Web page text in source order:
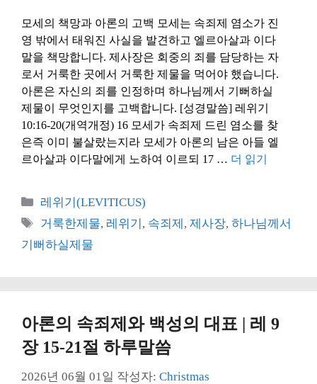
모세의 책망과 아론의 고백 모세는 속죄제 염소가 진
영 밖에서 태워진 사실을 발견하고 엘르아살과 이다
말을 책망합니다. 제사장은 회중의 죄를 담당하는 자
로서 거룩한 곳에서 거룩한 제물을 먹어야 했습니다.
아론은 자신의 죄를 인정하며 하나님께서 기뻐하실
제물이 무엇인지를 고백합니다. [성경말씀] 레위기
10:16-20(개역개정) 16 모세가 속죄제 드린 염소를 찾
은즉 이미 불살랐는지라 모세가 아론의 남은 아들 엘
르아살과 이다말에게 노하여 이르되 17 … 더 읽기
카
테
리
레위기(LEVITICUS)
태
그
거룩한제물, 레위기 , 속죄제 ,제사장,하나님께서
기뻐하실제물
아론의 속죄제와 백성의 대표 | 레 9
장 15-21절 하루말씀
2026년 06월 01일 작성자: Christmas